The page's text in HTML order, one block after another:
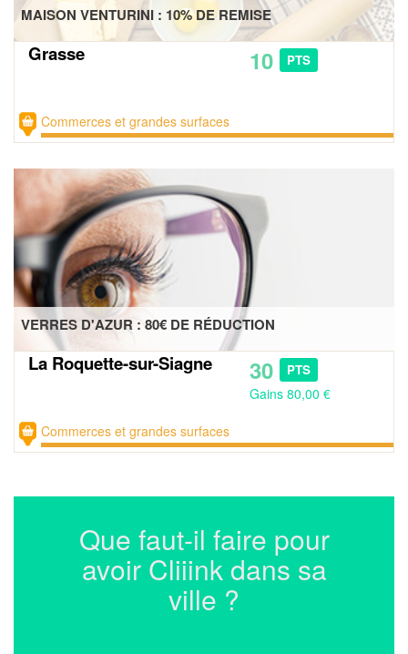
MAISON VENTURINI : 10% DE REMISE
Grasse 10 PTS
Commerces et grandes surfaces
VERRES D'AZUR : 80€ DE RÉDUCTION
La Roquette-sur-Siagne 30 PTS
Gains 80,00 €
Commerces et grandes surfaces
Que faut-il faire pour
avoir Cliiink dans sa
ville ?